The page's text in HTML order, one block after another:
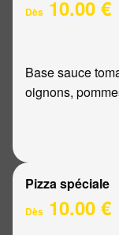
Dès 10.00 €
Base sauce
oignons,
Pizza spéciale
Dès 10.00 €